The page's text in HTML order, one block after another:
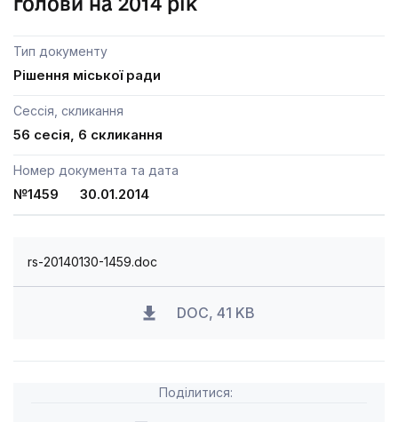
Тип документу
Рішення міської ради
Сессія, скликання
56 сесія, 6 скликання
Номер документа та дата
№1459 30.01.2014
rs-20140130-1459.doc
DOC, 41 KB
Поділитися: